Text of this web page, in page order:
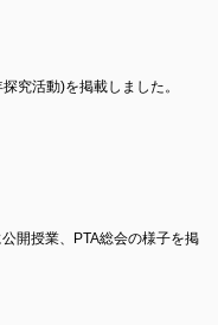
究活動)を掲載しました。
開授業、PTA総会の様子を掲